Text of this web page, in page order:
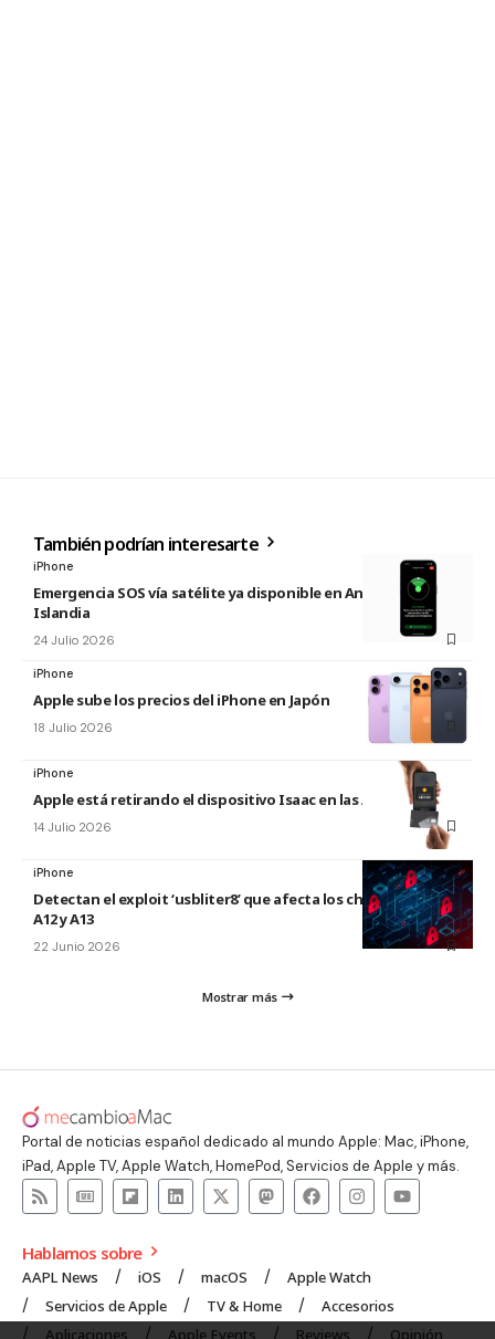
También podrían interesarte
iPhone
Emergencia SOS vía satélite ya disponible en Andorra e
Islandia
24 Julio 2026
iPhone
Apple sube los precios del iPhone en Japón
18 Julio 2026
iPhone
Apple está retirando el dispositivo Isaac en las Apple Store
14 Julio 2026
iPhone
Detectan el exploit ‘usbliter8’ que afecta los chips de Apple
A12 y A13
22 Junio 2026
Mostrar más
Portal de noticias español dedicado al mundo Apple: Mac, iPhone,
iPad, Apple TV, Apple Watch, HomePod, Servicios de Apple y más.
Hablamos sobre
AAPL News iOS macOS
Apple Watch
Servicios de Apple
TV & Home
Accesorios
Aplicaciones
Apple Events Reviews Opinión